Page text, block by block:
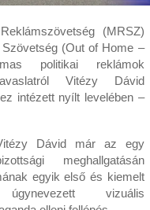
(MRSZ)
(Out of Home –
politikai reklámok
Vitézy Dávid
intézett nyílt levelében –
Dávid már az egy
meghallgatásán
egyik első és kiemelt
vizuális